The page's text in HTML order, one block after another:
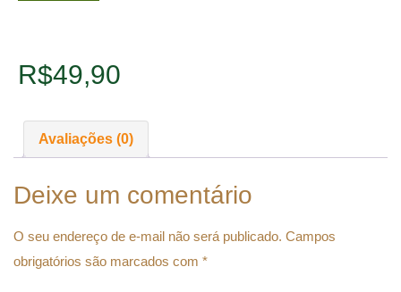
R$49,90
Avaliações (0)
Deixe um comentário
O seu endereço de e-mail não será publicado. Campos
obrigatórios são marcados com *